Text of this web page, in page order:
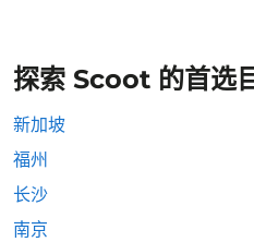
探索 Scoot 的首选
新加坡
福州
长沙
南京